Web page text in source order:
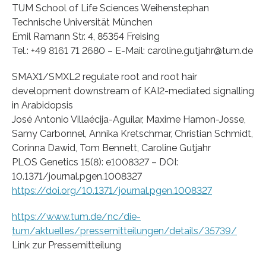
TUM School of Life Sciences Weihenstephan
Technische Universität München
Emil Ramann Str. 4, 85354 Freising
Tel.: +49 8161 71 2680 – E-Mail: caroline.gutjahr@tum.de
SMAX1/SMXL2 regulate root and root hair
development downstream of KAI2-mediated signalling
in Arabidopsis
José Antonio Villaécija-Aguilar, Maxime Hamon-Josse,
Samy Carbonnel, Annika Kretschmar, Christian Schmidt,
Corinna Dawid, Tom Bennett, Caroline Gutjahr
PLOS Genetics 15(8): e1008327 – DOI:
10.1371/journal.pgen.1008327
https://doi.org/10.1371/journal.pgen.1008327
https://www.tum.de/nc/die-
tum/aktuelles/pressemitteilungen/details/35739/
Link zur Pressemitteilung